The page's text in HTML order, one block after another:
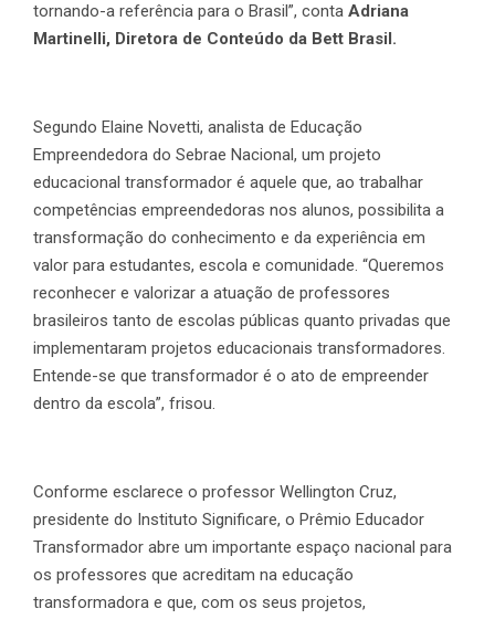
tornando-a referência para o Brasil”, conta Adriana
Martinelli, Diretora de Conteúdo da Bett Brasil.
Segundo Elaine Novetti, analista de Educação
Empreendedora do Sebrae Nacional, um projeto
educacional transformador é aquele que, ao trabalhar
competências empreendedoras nos alunos, possibilita a
transformação do conhecimento e da experiência em
valor para estudantes, escola e comunidade. “Queremos
reconhecer e valorizar a atuação de professores
brasileiros tanto de escolas públicas quanto privadas que
implementaram projetos educacionais transformadores.
Entende-se que transformador é o ato de empreender
dentro da escola”, frisou.
Conforme esclarece o professor Wellington Cruz,
presidente do Instituto Significare, o Prêmio Educador
Transformador abre um importante espaço nacional para
os professores que acreditam na educação
transformadora e que, com os seus projetos,